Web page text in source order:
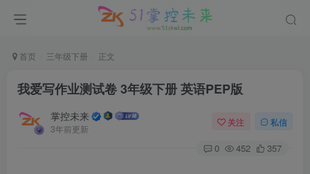
首页 三年级下册 正文
我爱写作业测试卷 3年级下册 英语PEP版
掌控未来
3年前更新
关注 私信
0 452 357